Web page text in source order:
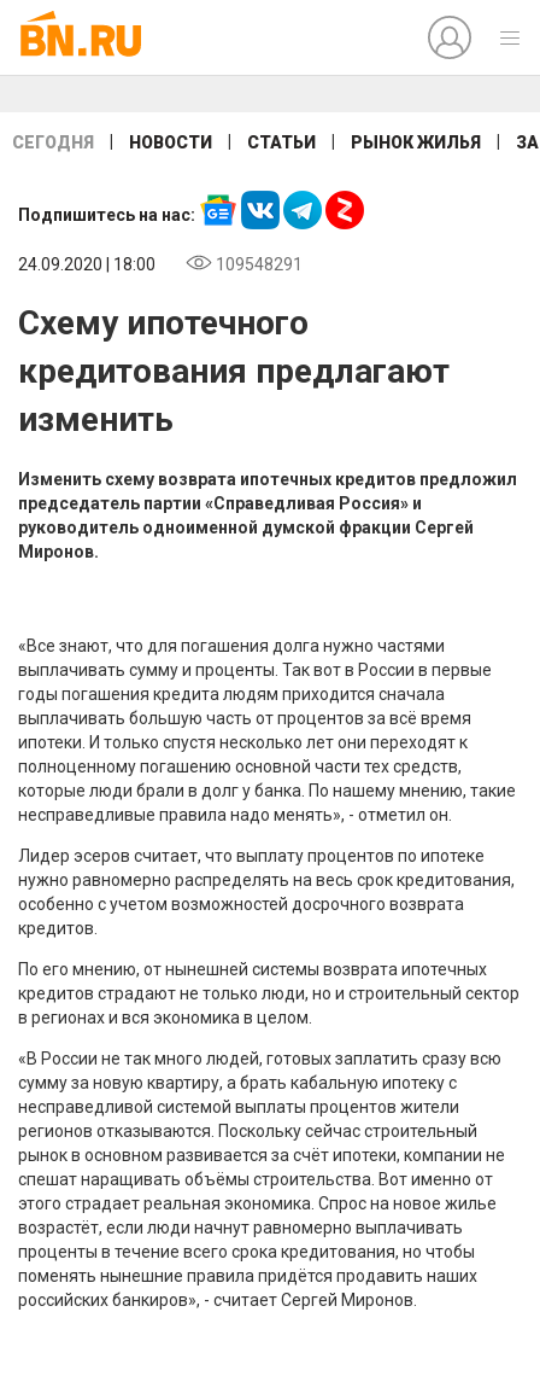
СЕГОДНЯ НОВОСТИ СТАТЬИ РЫНОК ЖИЛЬЯ
Подпишитесь на нас:
24.09.2020 | 18:00 109548291
Схему ипотечного
кредитования предлагают
изменить
Изменить схему возврата ипотечных кредитов предложил
председатель партии «Справедливая Россия» и
руководитель одноименной думской фракции Сергей
Миронов.
«Все знают, что для погашения долга нужно частями
выплачивать сумму и проценты. Так вот в России в первые
годы погашения кредита людям приходится сначала
выплачивать большую часть от процентов за всё время
ипотеки. И только спустя несколько лет они переходят к
полноценному погашению основной части тех средств,
которые люди брали в долг у банка. По нашему мнению, такие
несправедливые правила надо менять», - отметил он.
Лидер эсеров считает, что выплату процентов по ипотеке
нужно равномерно распределять на весь срок кредитования,
особенно с учетом возможностей досрочного возврата
кредитов.
По его мнению, от нынешней системы возврата ипотечных
кредитов страдают не только люди, но и строительный сектор
в регионах и вся экономика в целом.
«В России не так много людей, готовых заплатить сразу всю
сумму за новую квартиру, а брать кабальную ипотеку с
несправедливой системой выплаты процентов жители
регионов отказываются. Поскольку сейчас строительный
рынок в основном развивается за счёт ипотеки, компании не
спешат наращивать объёмы строительства. Вот именно от
этого страдает реальная экономика. Спрос на новое жилье
возрастёт, если люди начнут равномерно выплачивать
проценты в течение всего срока кредитования, но чтобы
поменять нынешние правила придётся продавить наших
российских банкиров», - считает Сергей Миронов.